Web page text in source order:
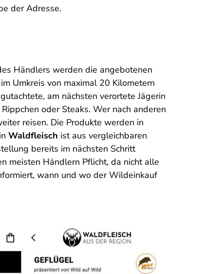
der Adresse.
Händlers werden die angebotenen
Umkreis von maximal 20 Kilometern
am nächsten verortete Jägerin
oder Steaks. Wer nach anderen
reisen. Die Produkte werden in
Waldfleisch ist aus vergleichbaren
bereits im nächsten Schritt
meisten Händlern Pflicht, da nicht alle
wann und wo der Wildeinkauf